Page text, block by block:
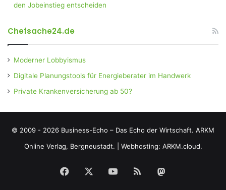
den Jobeinstieg entscheiden
Chefsache24.de
Moderner Lobbyismus
Digitale Planungstools für Energieberater im Handwerk
Private Krankenversicherung ab 50?
© 2009 - 2026 Business-Echo – Das Echo der Wirtschaft. ARKM
Online Verlag, Bergneustadt.
Webhosting: ARKM.cloud.
Facebook YouTubeRSS